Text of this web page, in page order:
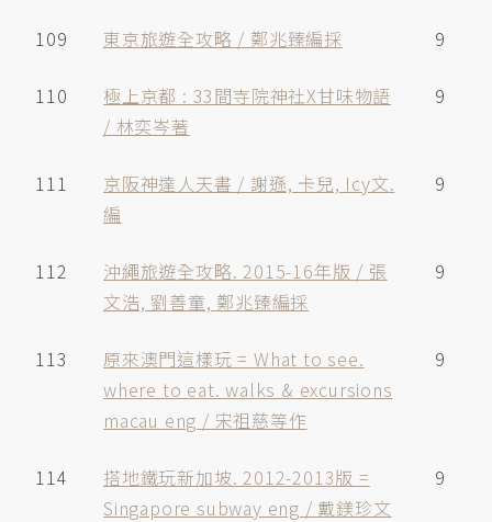
109 東京旅遊全攻略 / 鄭兆臻編採 9
110
極上京都 : 33間寺院神社X甘味物語
/ 林奕岑著
9
111
京阪神達人天書 / 謝遜, 卡兒, Icy文.
編
9
112
沖繩旅遊全攻略. 2015-16年版 / 張
文浩, 劉善童, 鄭兆臻編採
9
113
原來澳門這樣玩 = What to see.
where to eat. walks & excursions
macau eng / 宋祖慈等作
9
114
搭地鐵玩新加坡. 2012-2013版 =
Singapore subway eng / 戴鎂珍文
9